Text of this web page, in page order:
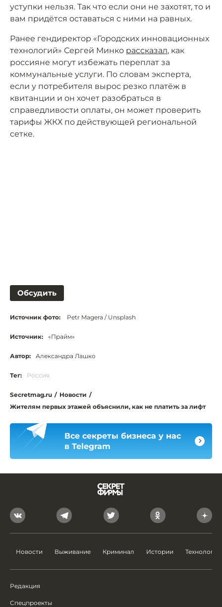
уступки нельзя. Так что если они не захотят, то и
вам придётся оставаться с ними на равных.
Ранее гендиректор «Городских инновационных
технологий» Сергей Минко рассказал, как
россияне могут избежать переплат за
коммунальные услуги. По словам эксперта,
если у потребителя вырос резко платёж в
квитанции и он хочет разобраться в
справедливости оплаты, он может проверить
тарифы ЖКХ по действующей региональной
сетке.
Обсудить
Источник фото: Petr Magera / Unsplash
Источник: «Прайм»
Автор: Александра Лашко
Тег: Россия
Secretmag.ru / Новости /
Жителям первых этажей объяснили, как не платить за лифт
Все секреты бизнеса у нас
в Telegram
Новости Выживание Криминал Истории Технологии
Редакция
Спецпроекты